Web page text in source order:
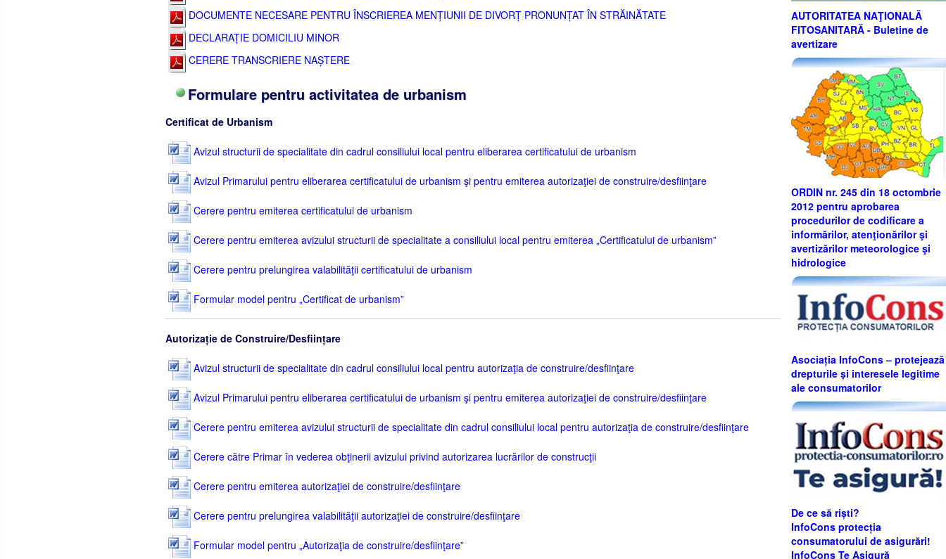
DOCUMENTE NECESARE PENTRU ÎNSCRIEREA MENȚIUNII DE DIVORȚ PRONUNȚAT ÎN STRĂINĂTATE
DECLARAȚIE DOMICILIU MINOR
CERERE TRANSCRIERE NAȘTERE
Formulare pentru activitatea de urbanism
Certificat de Urbanism
Avizul structurii de specialitate din cadrul consiliului local pentru eliberarea certificatului de urbanism
Avizul Primarului pentru eliberarea certificatului de urbanism şi pentru emiterea autorizaţiei de construire/desfiinţare
Cerere pentru emiterea certificatului de urbanism
Cerere pentru emiterea avizului structurii de specialitate a consiliului local pentru emiterea „Certificatului de urbanism”
Cerere pentru prelungirea valabilităţii certificatului de urbanism
Formular model pentru „Certificat de urbanism”
Autorizație de Construire/Desființare
Avizul structurii de specialitate din cadrul consiliului local pentru autorizaţia de construire/desfiinţare
Avizul Primarului pentru eliberarea certificatului de urbanism şi pentru emiterea autorizaţiei de construire/desfiinţare
Cerere pentru emiterea avizului structurii de specialitate din cadrul consiliului local pentru autorizaţia de construire/desfiinţare
Cerere către Primar în vederea obţinerii avizului privind autorizarea lucrărilor de construcţii
Cerere pentru emiterea autorizaţiei de construire/desfiinţare
Cerere pentru prelungirea valabilităţii autorizaţiei de construire/desfiinţare
Formular model pentru „Autorizaţia de construire/desfiinţare”
AUTORITATEA NAŢIONALĂ
FITOSANITARĂ - Buletine de
avertizare
ORDIN nr. 245 din 18 octombrie
2012 pentru aprobarea
procedurilor de codificare a
informărilor, atenţionărilor şi
avertizărilor meteorologice şi
hidrologice
Asociația InfoCons – protejează
drepturile și interesele legitime
ale consumatorilor
De ce să riști?
InfoCons protecția
consumatorului de asigurări!
InfoCons Te Asigură